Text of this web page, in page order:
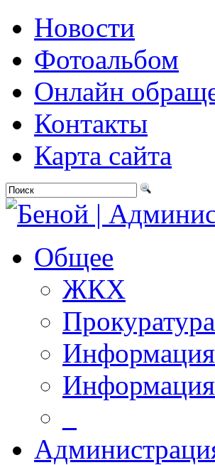
Новости
Фотоальбом
Онлайн
Контакты
Карта сайта
Общее
ЖКХ
Информация